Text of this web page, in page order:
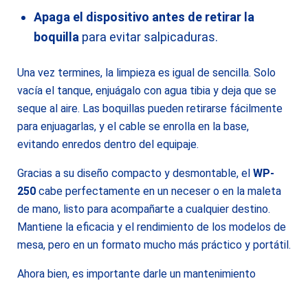
Apaga el dispositivo antes de retirar la
boquilla para evitar salpicaduras.
Una vez termines, la limpieza es igual de sencilla. Solo
vacía el tanque, enjuágalo con agua tibia y deja que se
seque al aire. Las boquillas pueden retirarse fácilmente
para enjuagarlas, y el cable se enrolla en la base,
evitando enredos dentro del equipaje.
Gracias a su diseño compacto y desmontable, el WP-
250 cabe perfectamente en un neceser o en la maleta
de mano, listo para acompañarte a cualquier destino.
Mantiene la eficacia y el rendimiento de los modelos de
mesa, pero en un formato mucho más práctico y portátil.
Ahora bien, es importante darle un mantenimiento